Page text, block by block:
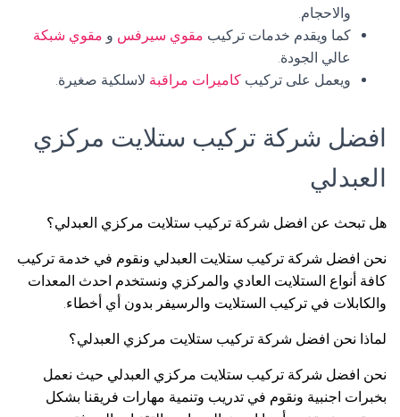
والاحجام.
كما ويقدم خدمات تركيب مقوي سيرفس و مقوي شبكة
عالي الجودة.
ويعمل على تركيب كاميرات مراقبة لاسلكية صغيرة.
افضل شركة تركيب ستلايت مركزي
العبدلي
هل تبحث عن افضل شركة تركيب ستلايت مركزي العبدلي؟
نحن افضل شركة تركيب ستلايت العبدلي ونقوم في خدمة تركيب
كافة أنواع الستلايت العادي والمركزي ونستخدم احدث المعدات
والكابلات في تركيب الستلايت والرسيفر بدون أي أخطاء.
لماذا نحن افضل شركة تركيب ستلايت مركزي العبدلي؟
نحن افضل شركة تركيب ستلايت مركزي العبدلي حيث نعمل
بخبرات اجنبية ونقوم في تدريب وتنمية مهارات فريقنا بشكل